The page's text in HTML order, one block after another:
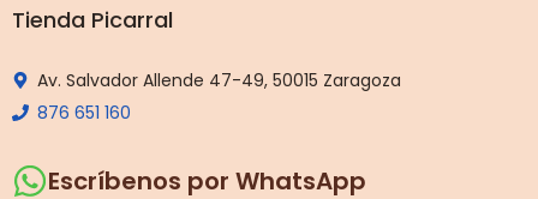
Tienda Picarral
Av. Salvador Allende 47-49, 50015 Zaragoza
876 651 160
Escríbenos por WhatsApp